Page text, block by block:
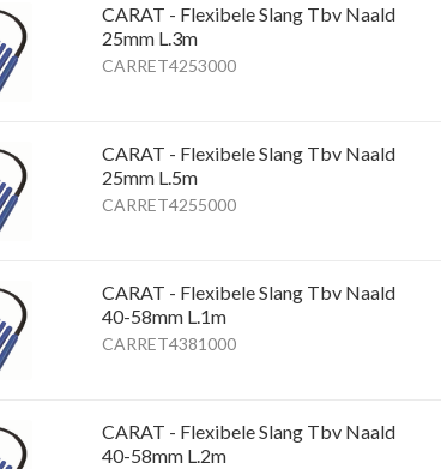
CARAT - Flexibele Slang Tbv Naald
25mm L.3m
CARRET4253000
CARAT - Flexibele Slang Tbv Naald
25mm L.5m
CARRET4255000
CARAT - Flexibele Slang Tbv Naald
40-58mm L.1m
CARRET4381000
CARAT - Flexibele Slang Tbv Naald
40-58mm L.2m